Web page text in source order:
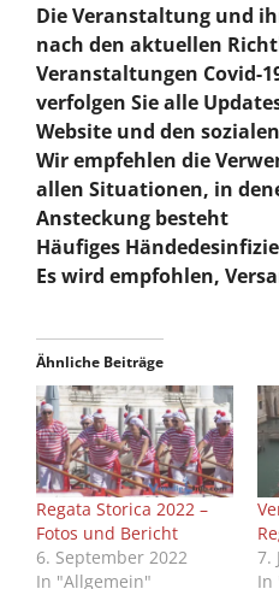
Die Veranstaltung und
nach den aktuellen
Veranstaltungen Covid-
verfolgen Sie alle
Website und den
Wir empfehlen die
allen Situationen, in
Ansteckung besteht
Häufiges
Es wird empfohlen,
Ähnliche Beiträge
Regata Storica 2022 –
Fotos und Bericht
6. September 2022
In "Allgemein"
7.
In